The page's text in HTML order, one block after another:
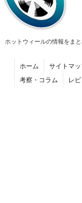
ホットウィールの情報をま
ホーム サイトマ
考察・コラム
レ